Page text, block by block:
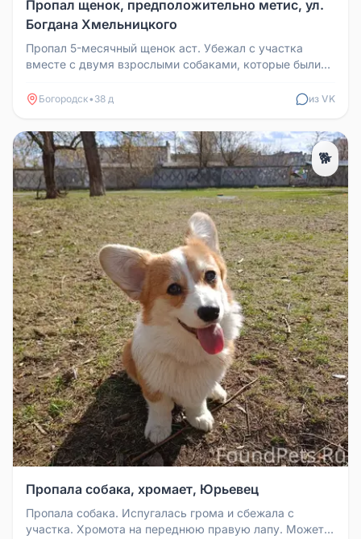
Пропал щенок, предположительно метис, ул.
Богдана Хмельницкого
Пропал 5-месячный щенок аст. Убежал с участка
вместе с двумя взрослыми собаками, которые были
Богородск• 38 д из VK
🐕
Пропала собака, хромает, Юрьевец
Пропала собака. Испугалась грома и сбежала с
участка. Хромота на переднюю правую лапу. Может